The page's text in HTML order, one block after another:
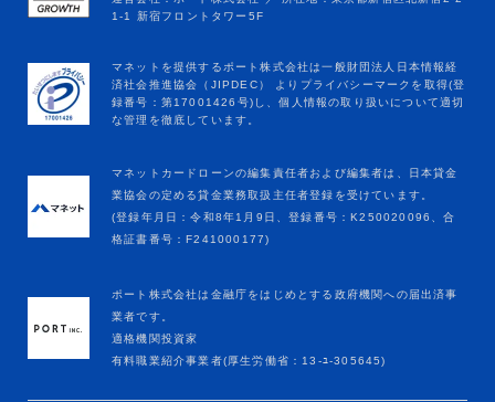
マネットカードローンの編集責任者および編集者は、日本貸金
業協会の定める貸金業務取扱主任者登録を受けています。
(登録年月日：令和8年1月9日、登録番号：K250020096、合
格証書番号：F241000177)
ポート株式会社は金融庁をはじめとする政府機関への届出済事
業者です。
適格機関投資家
有料職業紹介事業者(厚生労働省：13-ﾕ-305645)